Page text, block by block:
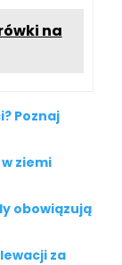
na
Poznaj
ziemi
obowiązują
za